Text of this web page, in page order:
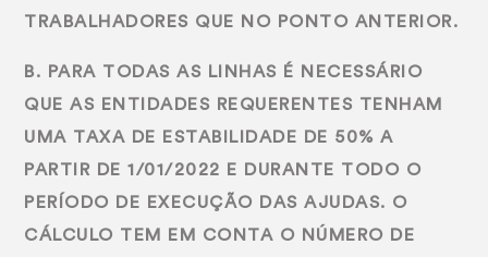
TRABALHADORES QUE NO PONTO ANTERIOR.
B. PARA TODAS AS LINHAS É NECESSÁRIO
QUE AS ENTIDADES REQUERENTES TENHAM
UMA TAXA DE ESTABILIDADE DE 50% A
PARTIR DE 1/01/2022 E DURANTE TODO O
PERÍODO DE EXECUÇÃO DAS AJUDAS. O
CÁLCULO TEM EM CONTA O NÚMERO DE